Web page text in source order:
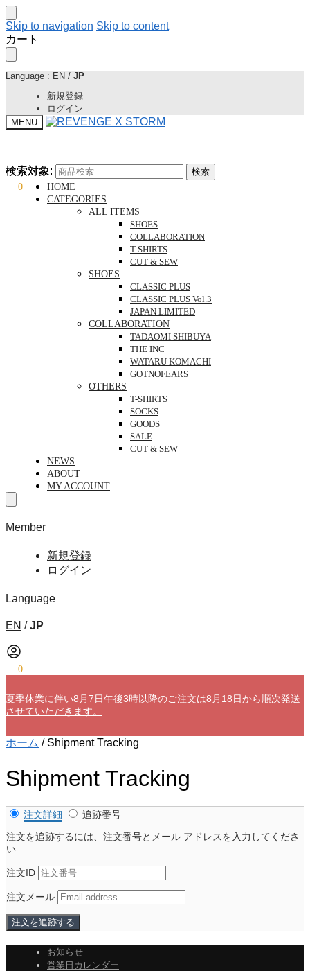
Skip to navigation Skip to content
カート
Language : EN / JP
新規登録
ログイン
MENU
検索対象:
検索
0
検索対象:
検索
HOME
CATEGORIES
ALL ITEMS
SHOES
COLLABORATION
T-SHIRTS
CUT & SEW
SHOES
CLASSIC PLUS
CLASSIC PLUS Vol.3
JAPAN LIMITED
COLLABORATION
TADAOMI SHIBUYA
THE INC
WATARU KOMACHI
GOTNOFEARS
OTHERS
T-SHIRTS
SOCKS
GOODS
SALE
CUT & SEW
NEWS
ABOUT
MY ACCOUNT
Member
新規登録
ログイン
Language
EN /JP
0
夏季休業に伴い8月7日午後3時以降のご注文は8月18日から順次発送
させていただきます。
ホーム / Shipment Tracking
Shipment Tracking
注文詳細
追跡番号
注文を追跡するには、注文番号とメール アドレスを入力してくださ
い:
注文ID
注文メール
注文を追跡する
お知らせ
営業日カレンダー